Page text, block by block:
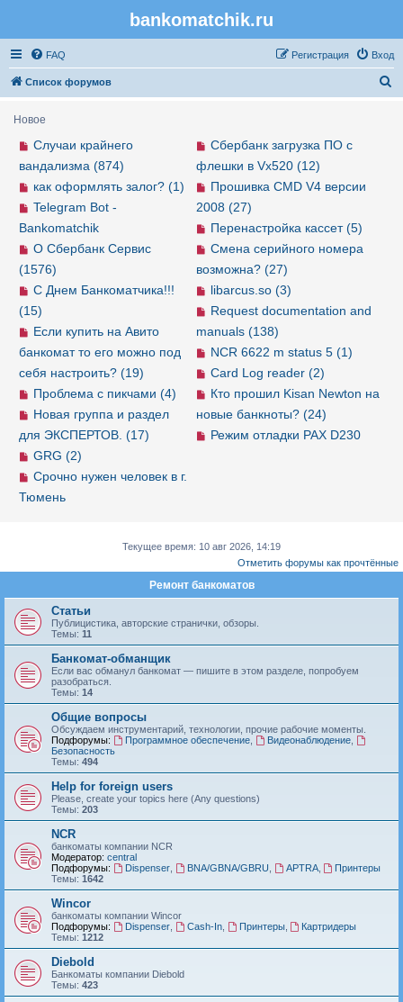
bankomatchik.ru
FAQ Вход
Регистрация
Список форумов
Новое
Сбербанк загрузка ПО с
флешки в Vx520 (12)
Прошивка CMD V4 версии
2008 (27)
Перенастройка кассет (5)
Смена серийного номера
возможна? (27)
libarcus.so (3)
Request documentation and
manuals (138)
NCR 6622 m status 5 (1)
Card Log reader (2)
Кто прошил Kisan Newton на
новые банкноты? (24)
Режим отладки PAX D230
Случаи крайнего
вандализма (874)
как оформлять залог? (1)
Telegram Bot -
Bankomatchik
О Сбербанк Сервис
(1576)
С Днем Банкоматчика!!!
(15)
Если купить на Авито
банкомат то его можно под
себя настроить? (19)
Проблема с пикчами (4)
Новая группа и раздел
для ЭКСПЕРТОВ. (17)
GRG (2)
Срочно нужен человек в г.
Тюмень
Текущее время: 10 авг 2026, 14:19
Отметить форумы как прочтённые
Ремонт банкоматов
Статьи
Публицистика, авторские странички, обзоры.
Темы: 11
Банкомат-обманщик
Если вас обманул банкомат — пишите в этом разделе, попробуем
разобраться.
Темы: 14
Общие вопросы
Обсуждаем инструментарий, технологии, прочие рабочие моменты.
Подфорумы:
Программное обеспечение, Видеонаблюдение,
Безопасность
Темы: 494
Help for foreign users
Please, create your topics here (Any questions)
Темы: 203
NCR
банкоматы компании NCR
Модератор: central
Подфорумы:
Dispenser, BNA/GBNA/GBRU APTRA,
Принтеры
Темы: 1642
Wincor
банкоматы компании Wincor
Подфорумы:
Dispenser, Cash-In, Принтеры,
Картридеры
Темы: 1212
Diebold
Банкоматы компании Diebold
Темы: 423